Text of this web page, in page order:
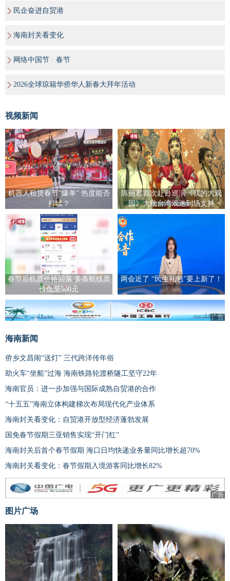
民企奋进自贸港
海南封关看变化
网络中国节 · 春节
2026全球琼籍华侨华人新春大拜年活动
视频新闻
机器人租赁春节“爆单” 热度能否
持续？
陈丽君首次赴台巡演《我的大观
园》大批台湾戏迷到场支持
春节后机票价格回落 多条航线票
价低至300元
两会近了 “民生礼包”要上新了！
广告
海南新闻
侨乡文昌闹“送灯” 三代跨洋传年俗
助火车“坐船”过海 海南铁路轮渡桥隧工坚守22年
海南官员：进一步加强与国际成熟自贸港的合作
“十五五”海南立体构建梯次布局现代化产业体系
海南封关看变化：自贸港开放型经济蓬勃发展
国免春节假期三亚销售实现“开门红”
海南封关后首个春节假期 海口日均快递业务量同比增长超70%
海南封关看变化：春节假期入境游客同比增长82%
广告
图片广场